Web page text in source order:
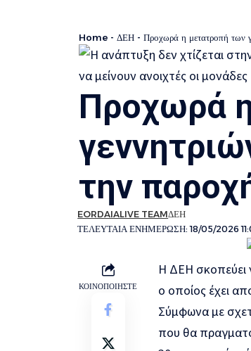
Home - ΔΕΗ - Προχωρά η μετατροπή των
Προχωρά
την
ΤΕΛΕΥΤΑΊΑ ΕΝΗΜΈΡΩΣΗ: 18/05/2026
EORDAIALIVE TEAMΔΕΗ
ΚΟΙΝΟΠΟΙΉΣΤΕ
Η ΔΕΗ σκοπεύει
ο οποίος έχει
Σύμφωνα με
που θα